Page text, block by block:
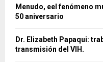
Menudo, eel fenómeno
50 aniversario
Dr. Elizabeth Papaqui:
transmisión del VIH.